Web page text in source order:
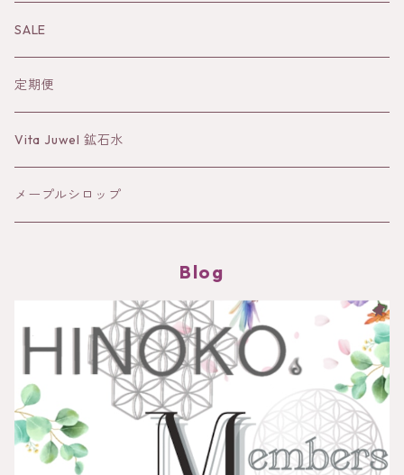
水
Sun&Earth 日焼けどめ
蒸留水
バーム
クレイ
SALE
定期便
Vita Juwel 鉱石水
メープルシロップ
Blog